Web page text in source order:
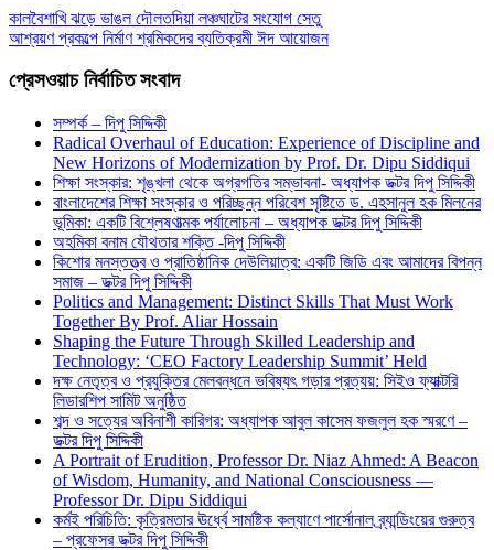
কালবৈশাখি ঝড়ে ভাঙল দৌলতদিয়া লঞ্চঘাটের সংযোগ সেতু
আশ্রয়ণ প্রকল্পে নির্মাণ শ্রমিকদের ব্যতিক্রমী ঈদ আয়োজন
প্রেসওয়াচ নির্বাচিত সংবাদ
সম্পর্ক – দিপু সিদ্দিকী
Radical Overhaul of Education: Experience of Discipline and
New Horizons of Modernization by Prof. Dr. Dipu Siddiqui
শিক্ষা সংস্কার: শৃঙ্খলা থেকে অগ্রগতির সম্ভাবনা- অধ্যাপক ডক্টর দিপু সিদ্দিকী
বাংলাদেশের শিক্ষা সংস্কার ও পরিচ্ছন্ন পরিবেশ সৃষ্টিতে ড. এহসানুল হক মিলনের
ভূমিকা: একটি বিশ্লেষণাত্মক পর্যালোচনা – অধ্যাপক ডক্টর দিপু সিদ্দিকী
অহমিকা বনাম যৌথতার শক্তি -দিপু সিদ্দিকী
কিশোর মনস্তত্ত্ব ও প্রাতিষ্ঠানিক দেউলিয়াত্ব: একটি জিডি এবং আমাদের বিপন্ন
সমাজ – ডক্টর দিপু সিদ্দিকী
Politics and Management: Distinct Skills That Must Work
Together By Prof. Aliar Hossain
Shaping the Future Through Skilled Leadership and
Technology: ‘CEO Factory Leadership Summit’ Held
দক্ষ নেতৃত্ব ও প্রযুক্তির মেলবন্ধনে ভবিষ্যৎ গড়ার প্রত্যয়: সিইও ফ্যাক্টরি
লিডারশিপ সামিট অনুষ্ঠিত
শব্দ ও সত্যের অবিনাশী কারিগর: অধ্যাপক আবুল কাসেম ফজলুল হক স্মরণে –
ডক্টর দিপু সিদ্দিকী
A Portrait of Erudition, Professor Dr. Niaz Ahmed: A Beacon
of Wisdom, Humanity, and National Consciousness —
Professor Dr. Dipu Siddiqui
কর্মই পরিচিতি: কৃত্রিমতার ঊর্ধ্বে সামষ্টিক কল্যাণে পার্সোনাল ব্র্যান্ডিংয়ের গুরুত্ব
– প্রফেসর ডক্টর দিপু সিদ্দিকী